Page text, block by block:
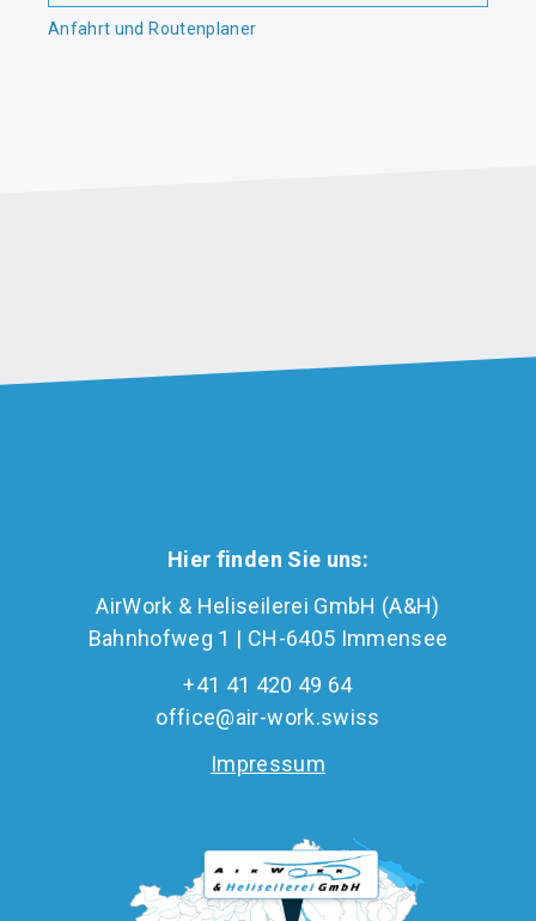
Anfahrt und Routenplaner
Hier finden Sie uns:
AirWork & Heliseilerei GmbH (A&H)
Bahnhofweg 1 | CH-6405 Immensee
+41 41 420 49 64
office@air-work.swiss
Impressum